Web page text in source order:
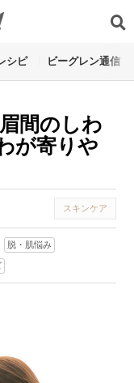
シピ ビーグレン通信
間のしわ
が寄りや
スキンケア
脱・肌悩み